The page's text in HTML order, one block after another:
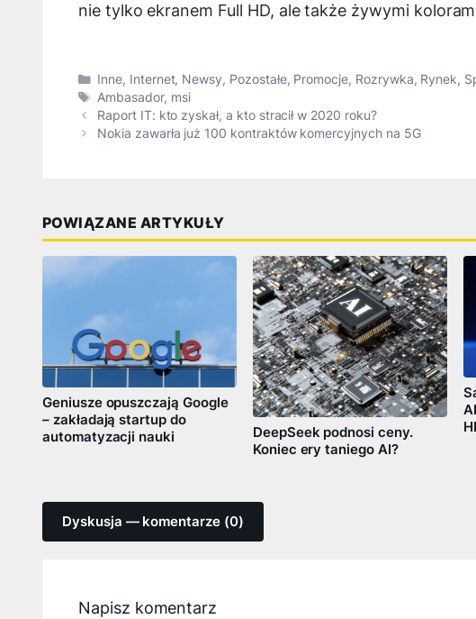
nie tylko ekranem Full HD, ale także żywymi
Kategorie
Inne, Internet, Newsy, Pozostałe, Promocje, Rozrywka, Rynek,
Tagi
Ambasador, msi
Raport IT: kto zyskał, a kto stracił w 2020 roku?
Nokia zawarła już 100 kontraktów komercyjnych na 5G
POWIĄZANE ARTYKUŁY
Geniusze opuszczają Google
– zakładają startup do
automatyzacji nauki
DeepSeek podnosi ceny.
Koniec ery taniego AI?
Dyskusja — komentarze (0)
Napisz komentarz